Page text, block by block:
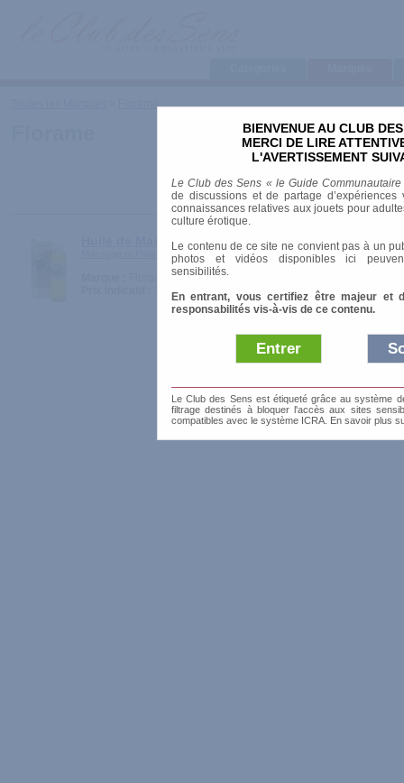
BIENVENUE AU CLUB
MERCI DE LIRE
L'AVERTISSEMENT
Le Club des Sens « le Guide
de discussions et de partage
connaissances relatives aux jouets pour
culture érotique.
Le contenu de ce site ne convient pas à un
photos et vidéos disponibles ici
sensibilités.
En entrant, vous certifiez être majeur et
responsabilités vis-à-vis de ce contenu.
Entrer
Le Club des Sens est étiqueté grâce au système
filtrage destinés à bloquer l'accès aux sites
compatibles avec le système ICRA. En savoir plus
Florame
Huile de Massage & Soin biologique Sensuelle
Massage et Plaisirs > Huiles et Crèmes
19.00 €